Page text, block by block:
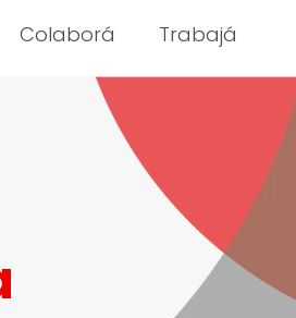
Colaborá Trabajá